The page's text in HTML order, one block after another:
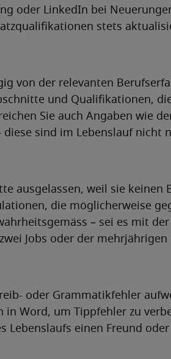
oder LinkedIn bei
stets
von der relevanten
und Qualifikationen,
Sie auch Angaben wie
sind im Lebenslauf nicht
ausgelassen, weil sie keinen
die möglicherweise
– sei es mit der
Jobs oder der mehrjährigen
oder Grammatikfehler
Word, um Tippfehler zu
Lebenslaufs einen Freund